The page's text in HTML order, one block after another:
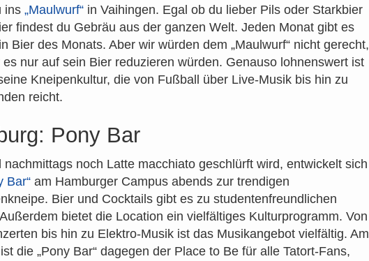
ins „Maulwurf“in Vaihingen. Egal ob du lieber Pils oder Starkbier
findest du Gebräu aus der ganzen Welt. Jeden Monat gibt es
Bier des Monats. Aber wir würden dem „Maulwurf“ nicht gerecht,
es nur auf sein Bier reduzieren würden. Genauso lohnenswert ist
Kneipenkultur, die von Fußball über Live-Musik bis hin zu
reicht.
Pony Bar
nachmittags noch Latte macchiato geschlürft wird, entwickelt sich
Bar“am Hamburger Campus abends zur trendigen
Bier und Cocktails gibt es zu studentenfreundlichen
bietet die Location ein vielfältiges Kulturprogramm. Von
bis hin zu Elektro-Musik ist das Musikangebot vielfältig. Am
die „Pony Bar“ dagegen der Place to Be für alle Tatort-Fans,